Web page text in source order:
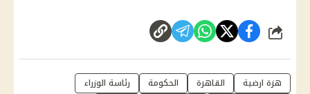
شارك
هزة ارضية القاهرة الحكومة
رئاسة الوزراء